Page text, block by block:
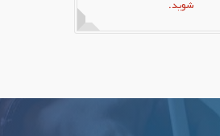
شوید.